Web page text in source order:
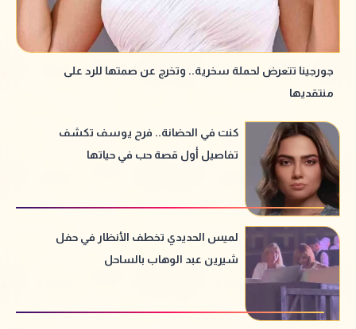
جورجينا تتعرض لحملة سخرية.. وتخرج عن صمتها للرد على
منتقديها
كنت في الحضانة.. فرح يوسف تكشف
تفاصيل أول قصة حب في حياتها
لميس الحديدي تخطف الأنظار في حفل
شيرين عبد الوهاب بالساحل